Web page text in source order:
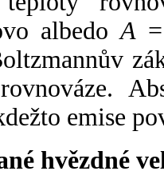
albedoA
emise
hvězdné